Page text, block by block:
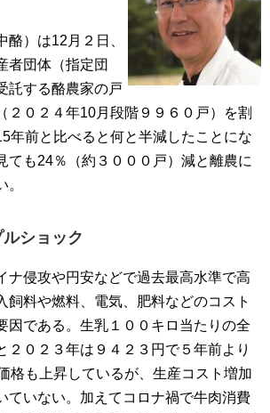
）は12月２日、
者団体（指定団
託する酪農家の戸
２０２４年10月段階９９６０戸）を割
年前と比べると何と半減したことにな
ても24％（約３０００戸）減と離農に
ルショック
侵攻や円安などで過去最高水準で高
飼料や燃料、電気、肥料などのコスト
因である。生乳１００キロ当たりの全
２０２３年は９４２３円で５年前より
格も上昇しているが、生産コスト増加
ていない。加えてコロナ禍で牛肉消費